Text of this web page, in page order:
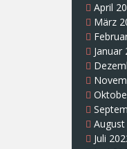
April
März
Januar
Juli